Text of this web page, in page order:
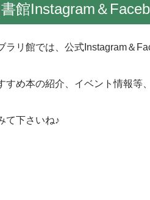
館Instagram＆
リ館では、公式Instagram＆
すめ本の紹介、イベント情報等
て下さいね♪